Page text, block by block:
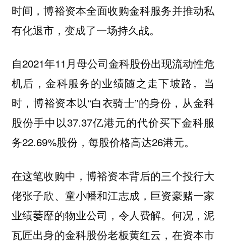
时间，博裕资本全面收购金科服务并推动私
有化退市，变成了一场持久战。
自2021年11月母公司金科股份出现流动性危
机后，金科服务的业绩随之走下坡路。当
时，博裕资本以“白衣骑士”的身份，从金科
股份手中以37.37亿港元的代价买下金科服
务22.69%股份，每股价格高达26港元。
在这笔收购中，博裕资本背后的三个投行大
佬张子欣、童小幡和江志成，巨资豪赌一家
业绩萎靡的物业公司，令人费解。何况，泥
瓦匠出身的金科股份老板黄红云，在资本市